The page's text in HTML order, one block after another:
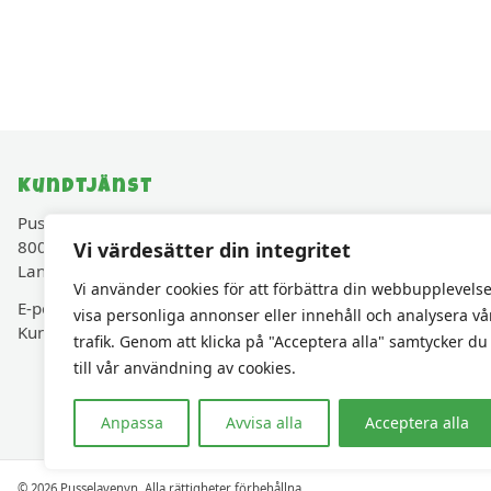
Vi värdesätter din integritet
Vi använder cookies för att förbättra din
visa personliga annonser eller innehåll och analysera
trafik. Genom att klicka på "Acceptera alla" samtycker du
till vår användning av cookies.
Anpassa Avvisa alla Acceptera alla
Kundtjänst
Pusselavenyn.se drivs av Cadjam AB (Org.nr 559427-
8003)
Lancashirevägen 30, 819 40 Karlholmsbruk, Sverige
E-post: kundservice@pusselavenyn.se
Kundservice via e-post • Svar inom 48 h vardagar